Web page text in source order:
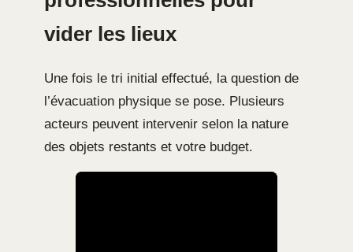
vider les lieux
Une fois le tri initial effectué, la question de
l’évacuation physique se pose. Plusieurs
acteurs peuvent intervenir selon la nature
des objets restants et votre budget.